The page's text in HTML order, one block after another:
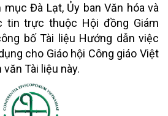
mục Đà Lạt, Ủy ban Văn hóa và
tin trực thuộc Hội đồng Giám
bố Tài liệu Hướng dẫn việc
cho Giáo hội Công giáo Việt
Tài liệu này.